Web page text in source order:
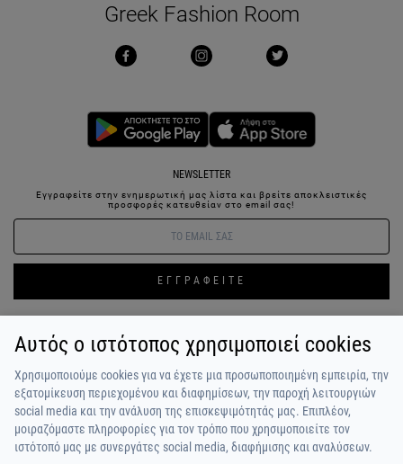
Greek Fashion Room
NEWSLETTER
Εγγραφείτε στην ενημερωτική μας λίστα και βρείτε αποκλειστικές
προσφορές κατευθείαν στο email σας!
ΕΓΓΡΑΦΕΙΤΕ
ΣΥΝΔΕΣΗ / ΕΓΓΡΑΦΗ ΑΓΑΠΗΜΕΝΑ ΕΠΙΚΟΙΝΩΝΙΑ
ΟΡΟΙ ΧΡΗΣΗΣ
ΠΟΙΟΙ ΕΙΜΑΣΤΕ
ΠΛΗΡΩΜΗ / ΑΠΟΣΤΟΛΗ
ΠΟΛΙΤΙΚΗ ΑΠΟΡΡΗΤΟΥ
Η ΟΜΑΔΑ
ΣΧΟΛΙΑ
ΠΕΛΑΤΩΝ
Αυτός ο ιστότοπος χρησιμοποιεί cookies
Χρησιμοποιούμε cookies για να έχετε μια προσωποποιημένη εμπειρία, την
εξατομίκευση περιεχομένου και διαφημίσεων, την παροχή λειτουργιών
social media και την ανάλυση της επισκεψιμότητάς μας. Επιπλέον,
μοιραζόμαστε πληροφορίες για τον τρόπο που χρησιμοποιείτε τον
ιστότοπό μας με συνεργάτες social media, διαφήμισης και αναλύσεων.